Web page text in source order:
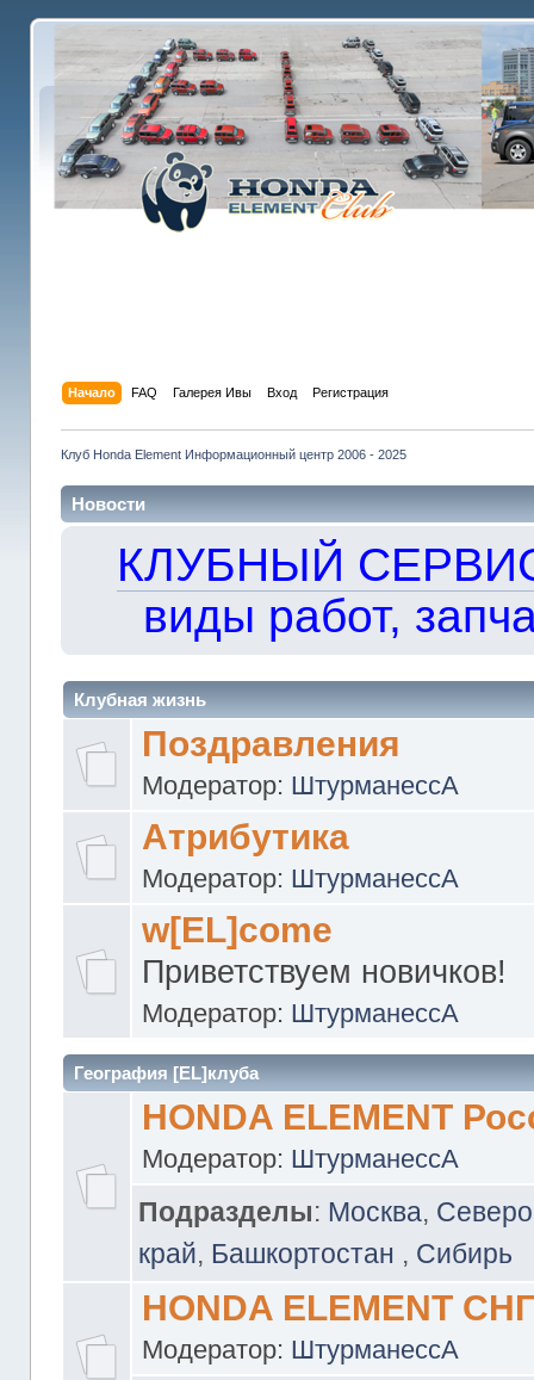
Начало FAQ Галерея Ивы Вход Регистрация
Клуб Honda Element Информационный центр 2006 - 2025
Новости
КЛУБНЫЙ
виды работ,
Клубная жизнь
Поздравления
Модератор: ШтурманессА
Атрибутика
Модератор: ШтурманессА
w[EL]come
Приветствуем новичков!
Модератор: ШтурманессА
География [EL]клуба
HONDA ELEMENT
Модератор: ШтурманессА
Подразделы: Москва,
край, Башкортостан , Сибирь
HONDA ELEMENT
Модератор: ШтурманессА